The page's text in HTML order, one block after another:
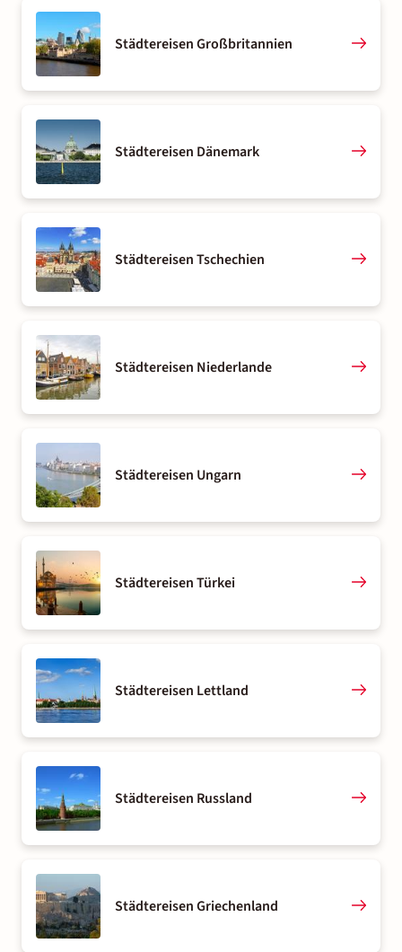
Städtereisen Großbritannien
Städtereisen Dänemark
Städtereisen Tschechien
Städtereisen Niederlande
Städtereisen Ungarn
Städtereisen Türkei
Städtereisen Lettland
Städtereisen Russland
Städtereisen Griechenland